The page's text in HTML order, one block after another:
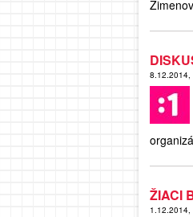
8.12.2014,
ŽIACI
1.12.2014,